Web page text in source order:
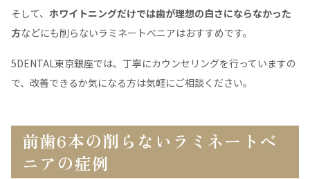
そして、 ホワイトニングだけでは歯が理想の白さにならなかった
方などにも削らないラミネートべニアはおすすめです。
5DENTAL東京銀座では、丁寧にカウンセリングを行っていますの
で、改善できるか気になる方は気軽にご相談ください。
前歯6本の削らないラミネートべ
ニアの症例